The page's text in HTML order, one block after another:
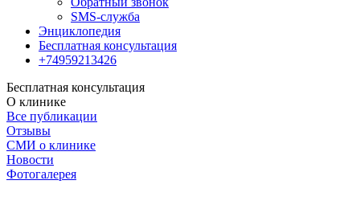
SMS-служба
Энциклопедия
Бесплатная консультация
+74959213426
Бесплатная консультация
О клинике
Все публикации
Отзывы
СМИ о клинике
Новости
Фотогалерея